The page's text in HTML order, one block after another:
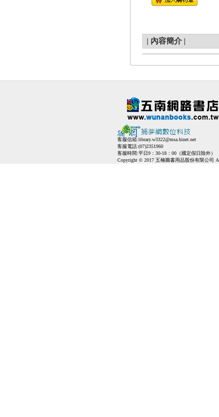
| 內容簡介 |
客服信箱:library.w3322@msa.hinet.net
客服電話:(07)2351960
客服時間:平日9：30-18：00（國定假日除外）
Copyright © 2017 五楠圖書用品股份有限公司